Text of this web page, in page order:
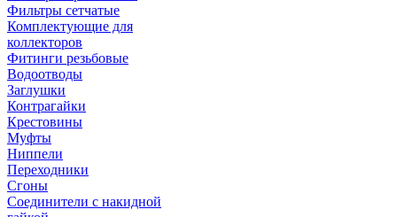
Фильтры сетчатые
Комплектующие для
коллекторов
Фитинги резьбовые
Водоотводы
Заглушки
Контрагайки
Крестовины
Муфты
Ниппели
Переходники
Сгоны
Соединители с накидной